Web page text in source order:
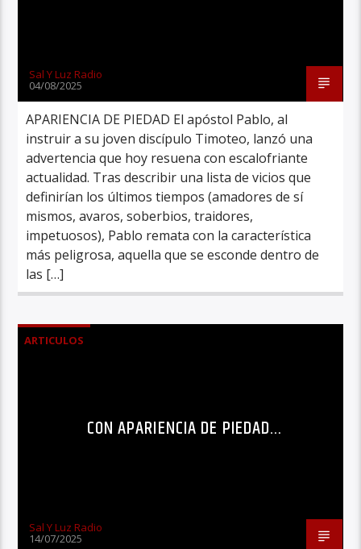
Sal Y Luz Radio
04/08/2025
APARIENCIA DE PIEDAD El apóstol Pablo, al
instruir a su joven discípulo Timoteo, lanzó una
advertencia que hoy resuena con escalofriante
actualidad. Tras describir una lista de vicios que
definirían los últimos tiempos (amadores de sí
mismos, avaros, soberbios, traidores,
impetuosos), Pablo remata con la característica
más peligrosa, aquella que se esconde dentro de
las […]
ARTICULOS
CON APARIENCIA DE PIEDAD…
Sal Y Luz Radio
14/07/2025